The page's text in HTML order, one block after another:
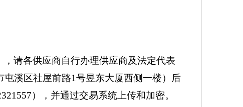
，请各供应商自行办理供应商及法定代表
屯溪区社屋前路1号昱东大厦西侧一楼） 后
）
，并通过交易系统上传和加密。